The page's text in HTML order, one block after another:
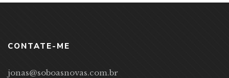
CONTATE-ME
jonas@soboasnovas.com.br